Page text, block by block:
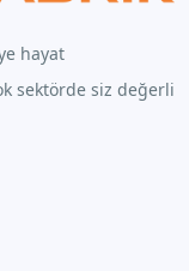
hayat
sektörde siz değerli